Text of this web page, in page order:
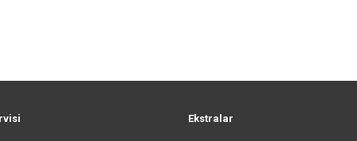
Ekstralar